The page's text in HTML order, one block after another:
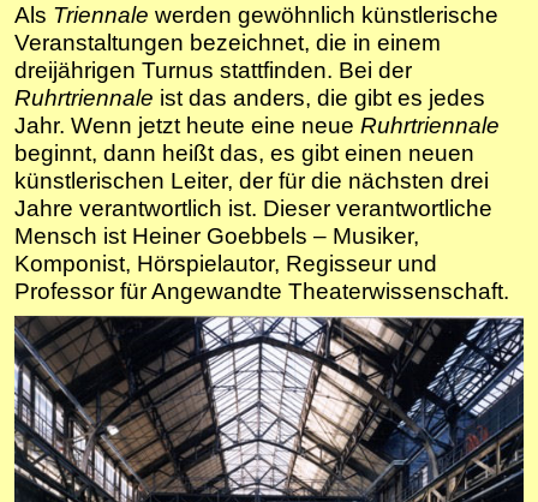
Als Triennale werden gewöhnlich künstlerische
Veranstaltungen bezeichnet, die in einem
dreijährigen Turnus stattfinden. Bei der
Ruhrtriennale ist das anders, die gibt es jedes
Jahr. Wenn jetzt heute eine neue Ruhrtriennale
beginnt, dann heißt das, es gibt einen neuen
künstlerischen Leiter, der für die nächsten drei
Jahre verantwortlich ist. Dieser verantwortliche
Mensch ist Heiner Goebbels – Musiker,
Komponist, Hörspielautor, Regisseur und
Professor für Angewandte Theaterwissenschaft.